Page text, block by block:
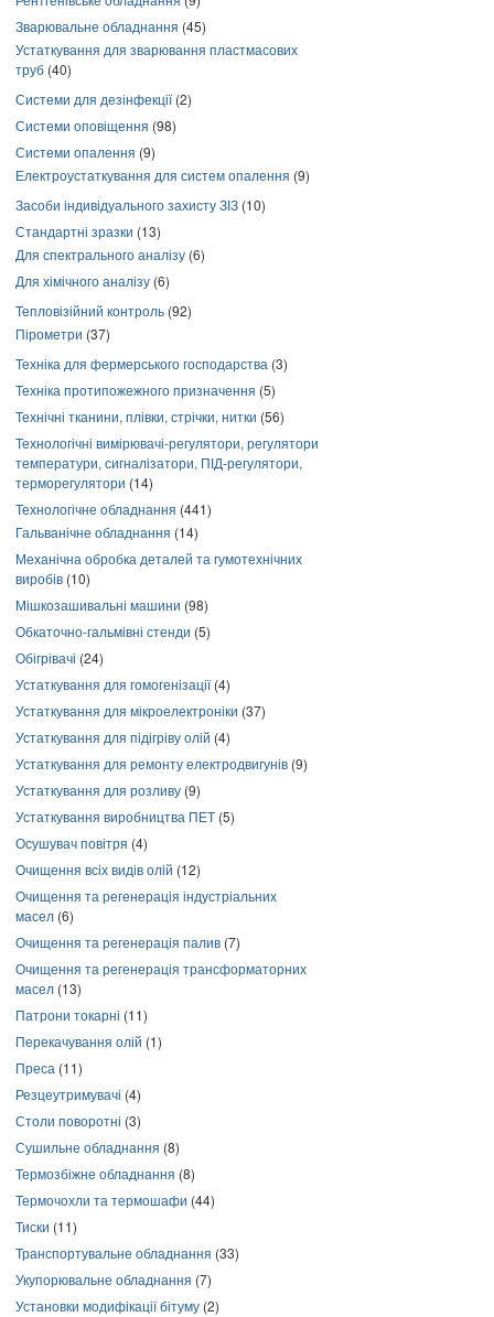
Зварювальне обладнання (45)
Устаткування для зварювання пластмасових
труб (40)
Системи для дезінфекції(2)
Системи оповіщення (98)
Системи опалення (9)
Електроустаткування для систем опалення (9)
Засоби індивідуального захисту ЗІЗ (10)
Стандартні зразки (13)
Для спектрального аналізу (6)
Для хімічного аналізу (6)
Тепловізійний контроль (92)
Пірометри (37)
Техніка для фермерського господарства (3)
Техніка протипожежного призначення (5)
Технічні тканини, плівки, стрічки, нитки (56)
Технологічні вимірювачі-регулятори, регулятори
температури, сигналізатори, ПІД-регулятори,
терморегулятори (14)
Технологічне обладнання (441)
Гальванічне обладнання (14)
Механічна обробка деталей та гумотехнічних
виробів (10)
Мішкозашивальні машини (98)
Обкаточно-гальмівні стенди (5)
Обігрівачі (24)
Устаткування для гомогенізації(4)
Устаткування для мікроелектроніки (37)
Устаткування для підігріву олій (4)
Устаткування для ремонту електродвигунів (9)
Устаткування для розливу (9)
Устаткування виробництва ПЕТ (5)
Осушувач повітря (4)
Очищення всіх видів олій (12)
Очищення та регенерація індустріальних
масел (6)
Очищення та регенерація палив (7)
Очищення та регенерація трансформаторних
масел (13)
Патрони токарні (11)
Перекачування олій (1)
Преса (11)
Резцеутримувачі (4)
Столи поворотні (3)
Сушильне обладнання (8)
Термозбіжне обладнання (8)
Термочохли та термошафи (44)
Тиски (11)
Транспортувальне обладнання (33)
Укупорювальне обладнання (7)
Установки модифікації бітуму (2)